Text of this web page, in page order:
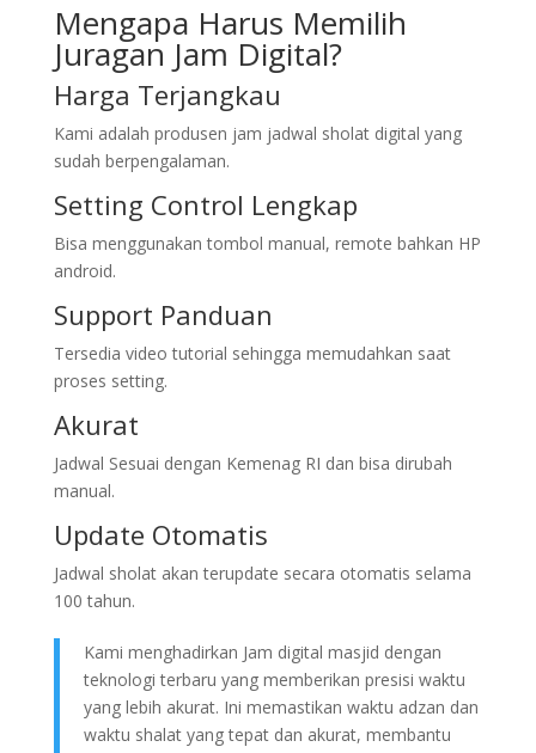
Mengapa Harus Memilih
Juragan Jam Digital?
Harga Terjangkau
Kami adalah produsen jam jadwal sholat digital yang
sudah berpengalaman.
Setting Control Lengkap
Bisa menggunakan tombol manual, remote bahkan HP
android.
Support Panduan
Tersedia video tutorial sehingga memudahkan saat
proses setting.
Akurat
Jadwal Sesuai dengan Kemenag RI dan bisa dirubah
manual.
Update Otomatis
Jadwal sholat akan terupdate secara otomatis selama
100 tahun.
Kami menghadirkan Jam digital masjid dengan
teknologi terbaru yang memberikan presisi waktu
yang lebih akurat. Ini memastikan waktu adzan dan
waktu shalat yang tepat dan akurat, membantu